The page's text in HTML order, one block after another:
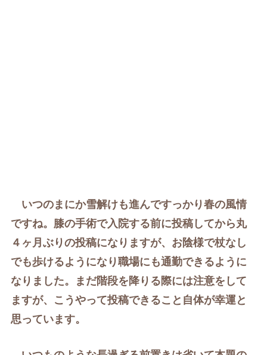
いつのまにか雪解けも進んですっかり春の風情
ですね。 膝の手術で入院する前に投稿してから丸
４ヶ月ぶりの投稿になりますが、お陰様で杖なし
でも歩けるようになり職場にも通勤できるように
なりました。
まだ階段を降りる際には注意をして
ますが、こうやって投稿できること自体が幸運と
思っています。